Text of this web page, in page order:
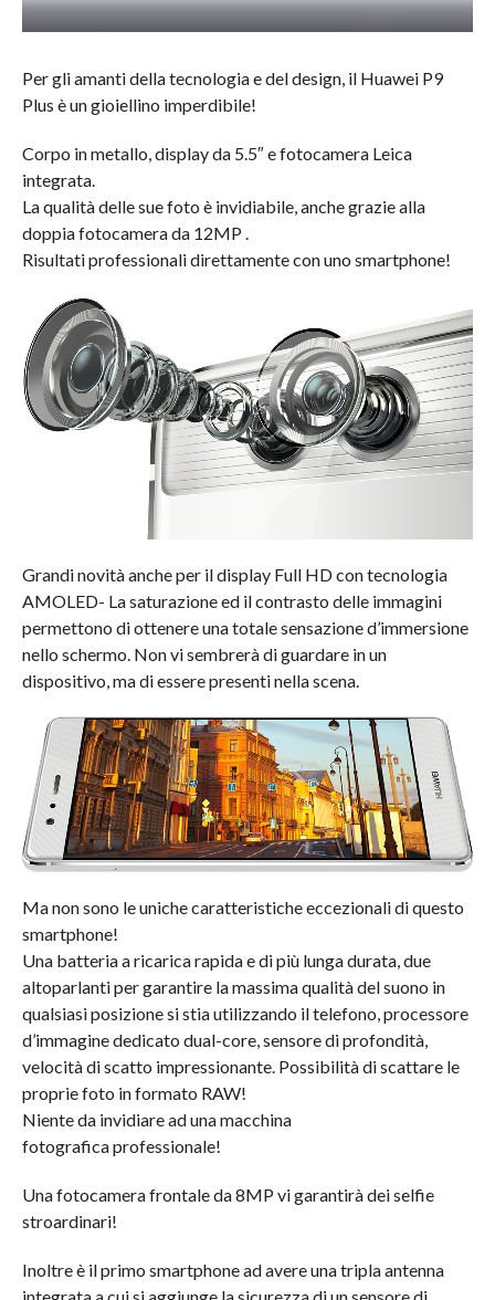
Per gli amanti della tecnologia e del design, il Huawei P9
Plus è un gioiellino imperdibile!
Corpo in metallo, display da 5.5″ e fotocamera Leica
integrata.
La qualità delle sue foto è invidiabile, anche grazie alla
doppia fotocamera da 12MP .
Risultati professionali direttamente con uno smartphone!
Grandi novità anche per il display Full HD con tecnologia
AMOLED- La saturazione ed il contrasto delle immagini
permettono di ottenere una totale sensazione d’immersione
nello schermo. Non vi sembrerà di guardare in un
dispositivo, ma di essere presenti nella scena.
Ma non sono le uniche caratteristiche eccezionali di questo
smartphone!
Una batteria a ricarica rapida e di più lunga durata, due
altoparlanti per garantire la massima qualità del suono in
qualsiasi posizione si stia utilizzando il telefono, processore
d’immagine dedicato dual-core, sensore di profondità,
velocità di scatto impressionante. Possibilità di scattare le
proprie foto in formato RAW!
Niente da invidiare ad una macchina
fotografica professionale!
Una fotocamera frontale da 8MP vi garantirà dei selfie
stroardinari!
Inoltre è il primo smartphone ad avere una tripla antenna